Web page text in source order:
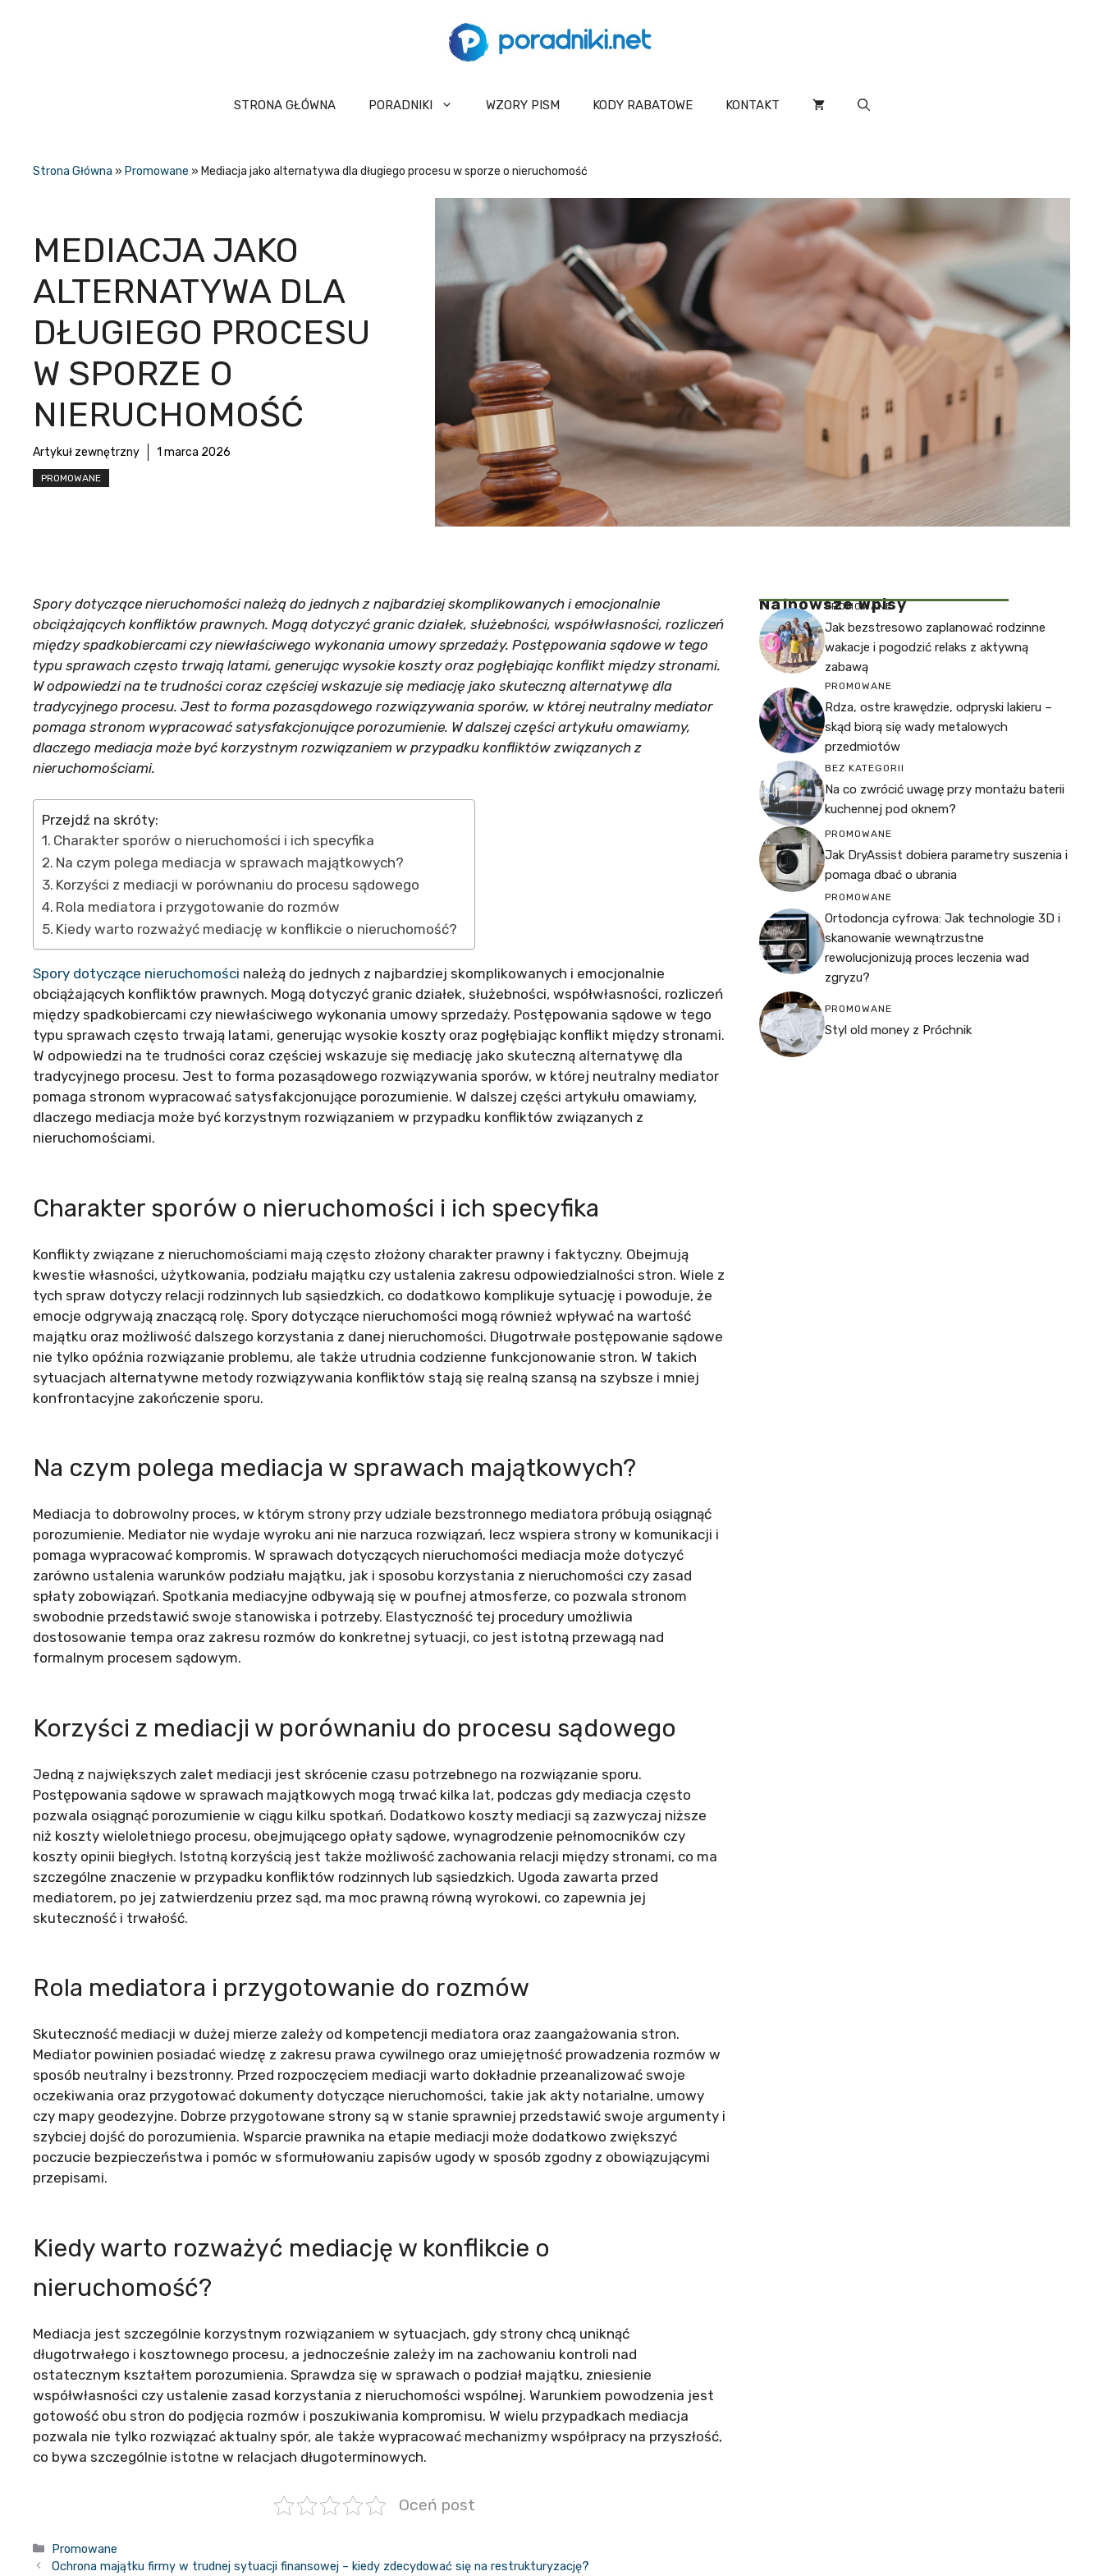
STRONA GŁÓWNA PORADNIKI WZORY PISM KODY RABATOWE KONTAKT
Strona Główna » Promowane » Mediacja jako alternatywa dla długiego procesu w sporze o nieruchomość
MEDIACJA JAKO
ALTERNATYWA DLA
DŁUGIEGO PROCESU
W SPORZE O
NIERUCHOMOŚĆ
Artykuł zewnętrzny 1 marca 2026
PROMOWANE
Spory dotyczące nieruchomości należą do jednych z najbardziej skomplikowanych i emocjonalnie
obciążających konfliktów prawnych. Mogą dotyczyć granic działek, służebności, współwłasności, rozliczeń
między spadkobiercami czy niewłaściwego wykonania umowy sprzedaży. Postępowania sądowe w tego
typu sprawach często trwają latami, generując wysokie koszty oraz pogłębiając konflikt między stronami.
W odpowiedzi na te trudności coraz częściej wskazuje się mediację jako skuteczną alternatywę dla
tradycyjnego procesu. Jest to forma pozasądowego rozwiązywania sporów, w której neutralny mediator
pomaga stronom wypracować satysfakcjonujące porozumienie. W dalszej części artykułu omawiamy,
dlaczego mediacja może być korzystnym rozwiązaniem w przypadku konfliktów związanych z
nieruchomościami.
Przejdź na skróty:
Charakter sporów o nieruchomości i ich specyfika
Na czym polega mediacja w sprawach majątkowych?
Korzyści z mediacji w porównaniu do procesu sądowego
Rola mediatora i przygotowanie do rozmów
Kiedy warto rozważyć mediację w konflikcie o nieruchomość?
Spory dotyczące nieruchomości należą do jednych z najbardziej skomplikowanych i emocjonalnie
obciążających konfliktów prawnych. Mogą dotyczyć granic działek, służebności, współwłasności, rozliczeń
między spadkobiercami czy niewłaściwego wykonania umowy sprzedaży. Postępowania sądowe w tego
typu sprawach często trwają latami, generując wysokie koszty oraz pogłębiając konflikt między stronami.
W odpowiedzi na te trudności coraz częściej wskazuje się mediację jako skuteczną alternatywę dla
tradycyjnego procesu. Jest to forma pozasądowego rozwiązywania sporów, w której neutralny mediator
pomaga stronom wypracować satysfakcjonujące porozumienie. W dalszej części artykułu omawiamy,
dlaczego mediacja może być korzystnym rozwiązaniem w przypadku konfliktów związanych z
nieruchomościami.
Charakter sporów o nieruchomości i ich specyfika
Konflikty związane z nieruchomościami mają często złożony charakter prawny i faktyczny. Obejmują
kwestie własności, użytkowania, podziału majątku czy ustalenia zakresu odpowiedzialności stron. Wiele z
tych spraw dotyczy relacji rodzinnych lub sąsiedzkich, co dodatkowo komplikuje sytuację i powoduje, że
emocje odgrywają znaczącą rolę. Spory dotyczące nieruchomości mogą również wpływać na wartość
majątku oraz możliwość dalszego korzystania z danej nieruchomości. Długotrwałe postępowanie sądowe
nie tylko opóźnia rozwiązanie problemu, ale także utrudnia codzienne funkcjonowanie stron. W takich
sytuacjach alternatywne metody rozwiązywania konfliktów stają się realną szansą na szybsze i mniej
konfrontacyjne zakończenie sporu.
Na czym polega mediacja w sprawach majątkowych?
Mediacja to dobrowolny proces, w którym strony przy udziale bezstronnego mediatora próbują osiągnąć
porozumienie. Mediator nie wydaje wyroku ani nie narzuca rozwiązań, lecz wspiera strony w komunikacji i
pomaga wypracować kompromis. W sprawach dotyczących nieruchomości mediacja może dotyczyć
zarówno ustalenia warunków podziału majątku, jak i sposobu korzystania z nieruchomości czy zasad
spłaty zobowiązań. Spotkania mediacyjne odbywają się w poufnej atmosferze, co pozwala stronom
swobodnie przedstawić swoje stanowiska i potrzeby. Elastyczność tej procedury umożliwia
dostosowanie tempa oraz zakresu rozmów do konkretnej sytuacji, co jest istotną przewagą nad
formalnym procesem sądowym.
Korzyści z mediacji w porównaniu do procesu sądowego
Jedną z największych zalet mediacji jest skrócenie czasu potrzebnego na rozwiązanie sporu.
Postępowania sądowe w sprawach majątkowych mogą trwać kilka lat, podczas gdy mediacja często
pozwala osiągnąć porozumienie w ciągu kilku spotkań. Dodatkowo koszty mediacji są zazwyczaj niższe
niż koszty wieloletniego procesu, obejmującego opłaty sądowe, wynagrodzenie pełnomocników czy
koszty opinii biegłych. Istotną korzyścią jest także możliwość zachowania relacji między stronami, co ma
szczególne znaczenie w przypadku konfliktów rodzinnych lub sąsiedzkich. Ugoda zawarta przed
mediatorem, po jej zatwierdzeniu przez sąd, ma moc prawną równą wyrokowi, co zapewnia jej
skuteczność i trwałość.
Rola mediatora i przygotowanie do rozmów
Skuteczność mediacji w dużej mierze zależy od kompetencji mediatora oraz zaangażowania stron.
Mediator powinien posiadać wiedzę z zakresu prawa cywilnego oraz umiejętność prowadzenia rozmów w
sposób neutralny i bezstronny. Przed rozpoczęciem mediacji warto dokładnie przeanalizować swoje
oczekiwania oraz przygotować dokumenty dotyczące nieruchomości, takie jak akty notarialne, umowy
czy mapy geodezyjne. Dobrze przygotowane strony są w stanie sprawniej przedstawić swoje argumenty i
szybciej dojść do porozumienia. Wsparcie prawnika na etapie mediacji może dodatkowo zwiększyć
poczucie bezpieczeństwa i pomóc w sformułowaniu zapisów ugody w sposób zgodny z obowiązującymi
przepisami.
Kiedy warto rozważyć mediację w konflikcie o
nieruchomość?
Mediacja jest szczególnie korzystnym rozwiązaniem w sytuacjach, gdy strony chcą uniknąć
długotrwałego i kosztownego procesu, a jednocześnie zależy im na zachowaniu kontroli nad
ostatecznym kształtem porozumienia. Sprawdza się w sprawach o podział majątku, zniesienie
współwłasności czy ustalenie zasad korzystania z nieruchomości wspólnej. Warunkiem powodzenia jest
gotowość obu stron do podjęcia rozmów i poszukiwania kompromisu. W wielu przypadkach mediacja
pozwala nie tylko rozwiązać aktualny spór, ale także wypracować mechanizmy współpracy na przyszłość,
co bywa szczególnie istotne w relacjach długoterminowych.
Oceń post
Kategorie
Promowane
Ochrona majątku firmy w trudnej sytuacji finansowej – kiedy zdecydować się na restrukturyzację?
Najnowsze Wpisy
PROMOWANE
Jak bezstresowo zaplanować rodzinne
wakacje i pogodzić relaks z aktywną
zabawą
PROMOWANE
Rdza, ostre krawędzie, odpryski lakieru –
skąd biorą się wady metalowych
przedmiotów
BEZ KATEGORII
Na co zwrócić uwagę przy montażu baterii
kuchennej pod oknem?
PROMOWANE
Jak DryAssist dobiera parametry suszenia i
pomaga dbać o ubrania
PROMOWANE
Ortodoncja cyfrowa: Jak technologie 3D i
skanowanie wewnątrzustne
rewolucjonizują proces leczenia wad
zgryzu?
PROMOWANE
Styl old money z Próchnik